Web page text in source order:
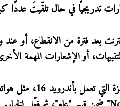
تدريجيًا في حال تلقّيتَ عددًا
بعد فترة من الانقطاع، أو
أو الإشعارات المهمة
يمكن الوصول إلى